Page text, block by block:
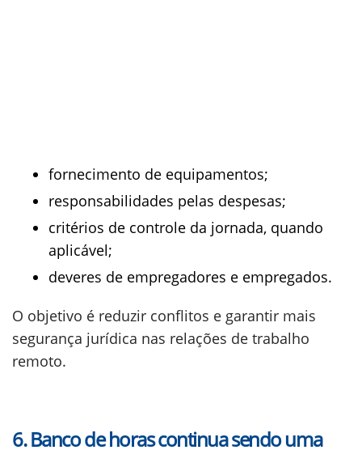
fornecimento de equipamentos;
responsabilidades pelas despesas;
critérios de controle da jornada, quando
aplicável;
deveres de empregadores e empregados.
O objetivo é reduzir conflitos e garantir mais
segurança jurídica nas relações de trabalho
remoto.
6. Banco de horas continua sendo uma